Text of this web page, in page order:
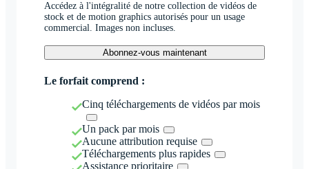
Accédez à l'intégralité de notre collection de vidéos de
stock et de motion graphics autorisés pour un usage
commercial. Images non incluses.
Abonnez-vous maintenant
Le forfait comprend :
Cinq téléchargements de vidéos par mois
Un pack par mois
Aucune attribution requise
Téléchargements plus rapides
Assistance prioritaire